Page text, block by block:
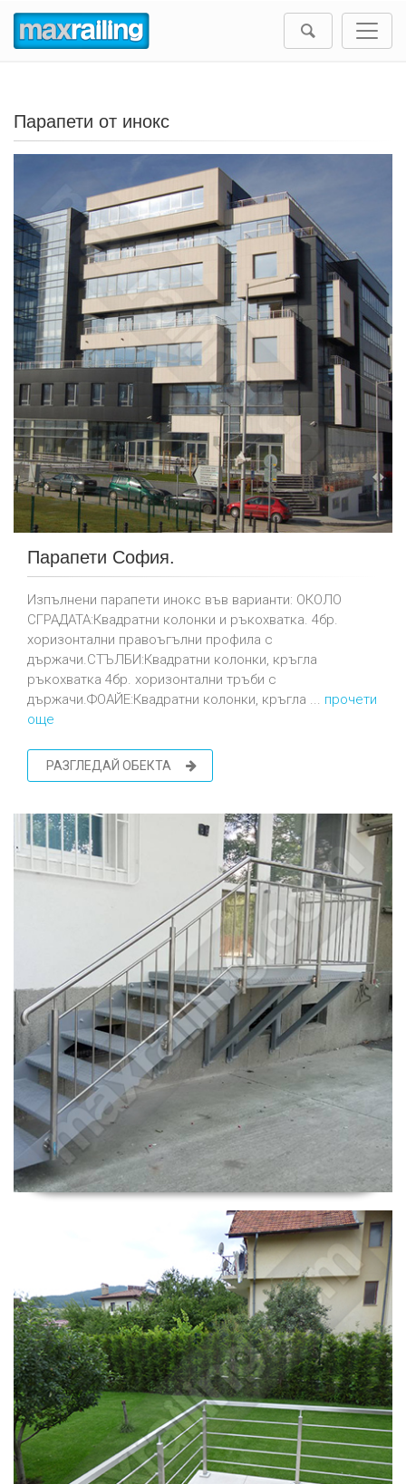
Парапети от инокс
Парапети София.
Изпълнени парапети инокс във варианти: ОКОЛО
СГРАДАТА:Квадратни колонки и ръкохватка. 4бр.
хоризонтални правоъгълни профила с
държачи.СТЪЛБИ:Квадратни колонки, кръгла
ръкохватка 4бр. хоризонтални тръби с
държачи.ФОАЙЕ:Квадратни колонки, кръгла ... прочети
още
РАЗГЛЕДАЙ ОБЕКТА
Парапет кв. Надежда
Парапет Банкя